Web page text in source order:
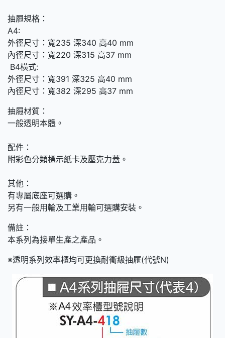
抽屜規格：
A4:
外徑尺寸：寬235 深340 高40 mm
內徑尺寸：寬220 深315 高37 mm
B4橫式:
外徑尺寸：寬391 深325 高40 mm
內徑尺寸：寬382 深295 高37 mm
抽屜材質：
一般透明本體。
配件：
附彩色分類標示紙卡及壓克力蓋。
其他：
有專屬底座可選購。
另有一般用輪及工業用輪可選購安裝。
備註：
本系列為接單生產之產品。
※透明系列效率櫃均可更換耐衝級抽屜(代號N)